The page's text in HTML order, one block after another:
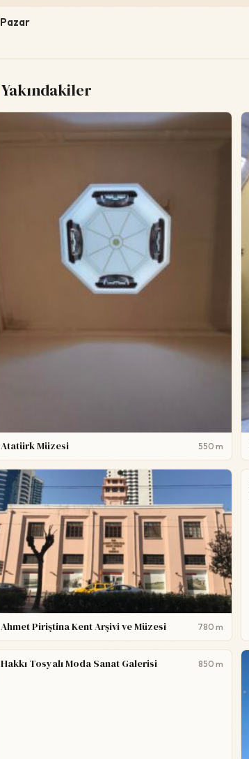
Pazar
Yakındakiler
Atatürk Müzesi 550 m
Ahmet Piriştina Kent Arşivi ve Müzesi 780 m
Hakkı Tosyalı Moda Sanat Galerisi 850 m